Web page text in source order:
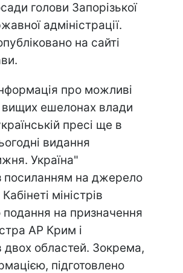
голови Запорізької
адміністрації.
на сайті
про можливі
вищих ешелонах влади
пресі ще в
видання
Україна"
посиланням на джерело
міністрів
подання на призначення
АР Крим і
двох областей. Зокрема,
підготовлено